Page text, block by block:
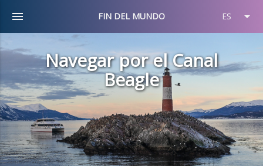
FIN DEL MUNDO
menu ES arrow_drop_down
Navegar por el Canal
Beagle